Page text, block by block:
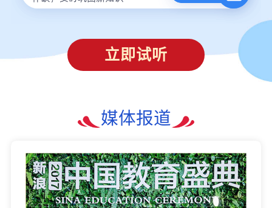
立即试听
媒体报道